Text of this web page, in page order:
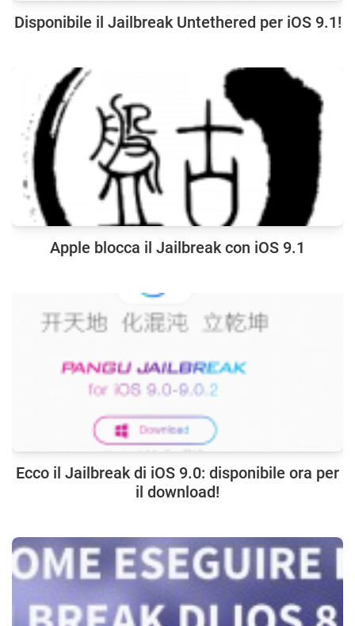
Disponibile il Jailbreak Untethered per iOS 9.1!
Apple blocca il Jailbreak con iOS 9.1
Ecco il Jailbreak di iOS 9.0: disponibile ora per
il download!